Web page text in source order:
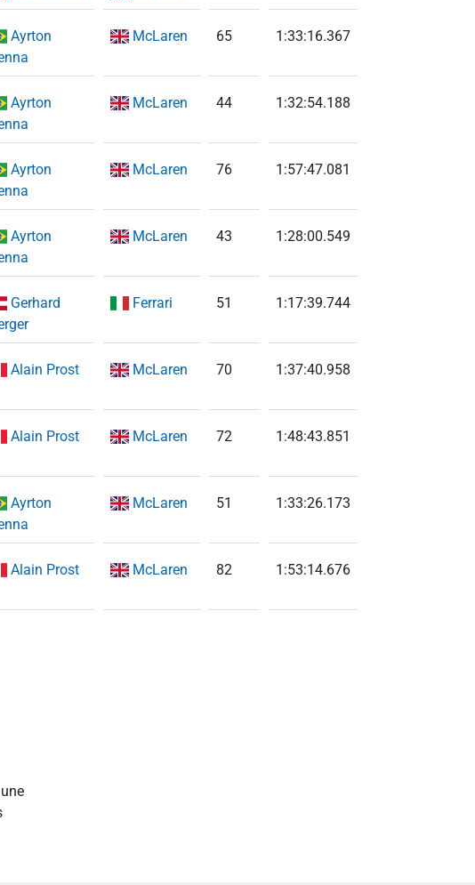
Ayrton
McLaren 65 1:33:16.367
Ayrton
McLaren 44 1:32:54.188
Ayrton
McLaren 76 1:57:47.081
Ayrton
McLaren 43 1:28:00.549
Gerhard
Ferrari 51 1:17:39.744
Alain Prost McLaren 70 1:37:40.958
Alain Prost McLaren 72 1:48:43.851
Ayrton
McLaren 51 1:33:26.173
Alain Prost McLaren 82 1:53:14.676